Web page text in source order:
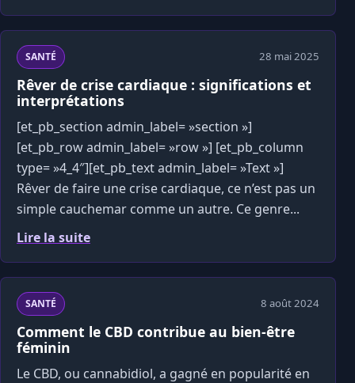
SANTÉ 28 mai 2025
Rêver de crise cardiaque : significations et
interprétations
[et_pb_section admin_label= »section »]
[et_pb_row admin_label= »row »] [et_pb_column
type= »4_4″][et_pb_text admin_label= »Text »]
Rêver de faire une crise cardiaque, ce n’est pas un
simple cauchemar comme un autre. Ce genre...
Lire la suite
SANTÉ 8 août 2024
Comment le CBD contribue au bien-être
féminin
Le CBD, ou cannabidiol, a gagné en popularité en